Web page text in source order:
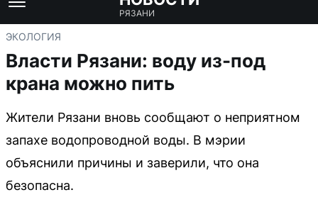
РЯЗАНИ
ЭКОЛОГИЯ
Власти Рязани: воду из-под
крана можно пить
Жители Рязани вновь сообщают о неприятном
запахе водопроводной воды. В мэрии
объяснили причины и заверили, что она
безопасна.